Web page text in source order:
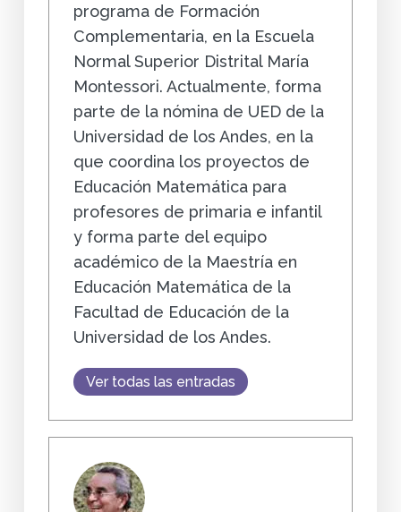
programa de Formación
Complementaria, en la Escuela
Normal Superior Distrital María
Montessori. Actualmente, forma
parte de la nómina de UED de la
Universidad de los Andes, en la
que coordina los proyectos de
Educación Matemática para
profesores de primaria e infantil
y forma parte del equipo
académico de la Maestría en
Educación Matemática de la
Facultad de Educación de la
Universidad de los Andes.
Ver todas las entradas